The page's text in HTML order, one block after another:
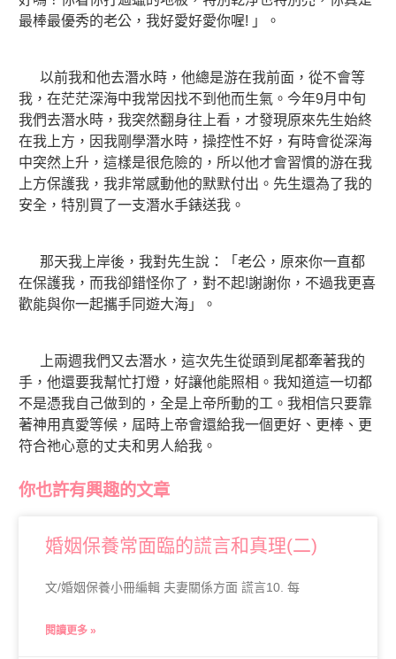
最棒最優秀的老公，我好愛好愛你喔! 」。
以前我和他去潛水時，他總是游在我前面，從不會等
我，在茫茫深海中我常因找不到他而生氣。今年9月中旬
我們去潛水時，我突然翻身往上看，才發現原來先生始終
在我上方，因我剛學潛水時，操控性不好，有時會從深海
中突然上升，這樣是很危險的，所以他才會習慣的游在我
上方保護我，我非常感動他的默默付出。先生還為了我的
安全，特別買了一支潛水手錶送我。
那天我上岸後，我對先生說：「老公，原來你一直都
在保護我，而我卻錯怪你了，對不起!謝謝你，不過我更喜
歡能與你一起攜手同遊大海」。
上兩週我們又去潛水，這次先生從頭到尾都牽著我的
手，他還要我幫忙打燈，好讓他能照相。我知道這一切都
不是憑我自己做到的，全是上帝所動的工。我相信只要靠
著神用真愛等候，屆時上帝會還給我一個更好、更棒、更
符合祂心意的丈夫和男人給我。
你也許有興趣的文章
婚姻保養常面臨的謊言和真理(二)
文/婚姻保養小冊編輯 夫妻關係方面 謊言10. 每
閱讀更多 »